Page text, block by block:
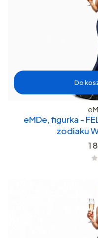
Do
eMDe, figurka -
zodiaku
1